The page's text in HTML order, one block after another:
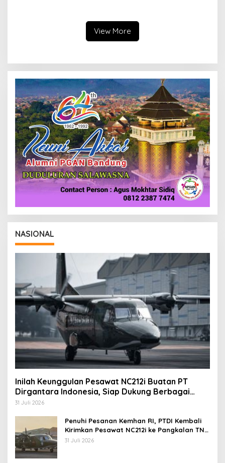
View More
NASIONAL
Inilah Keunggulan Pesawat NC212i Buatan PT
Dirgantara Indonesia, Siap Dukung Berbagai
Operasi TNI
31 Juli 2026
Penuhi Pesanan Kemhan RI, PTDI Kembali
Kirimkan Pesawat NC212i ke Pangkalan TNI
AU
31 Juli 2026